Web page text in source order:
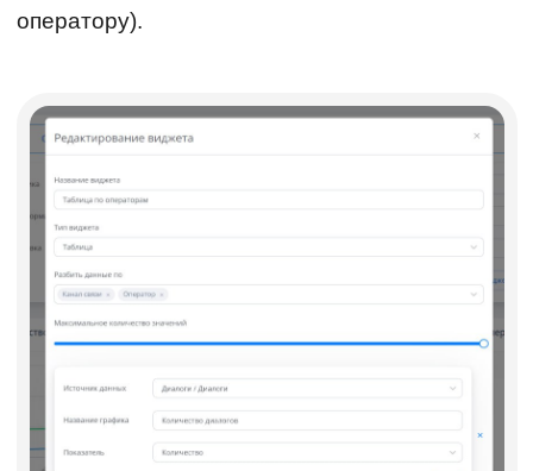
оператору).